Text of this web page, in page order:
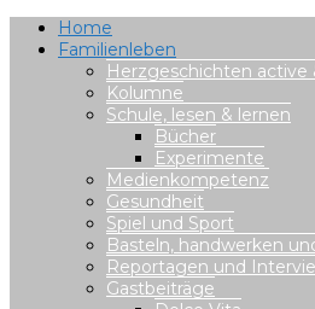
Home
Familienleben
Herzgeschichten active
Kolumne
Schule, lesen & lernen
Bücher
Experimente
Medienkompetenz
Gesundheit
Spiel und Sport
Basteln, handwerken
Reportagen und
Gastbeiträge